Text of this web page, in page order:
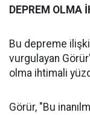
DEPREM OLMA
Bu depreme
vurgulayan
olma ihtimali
Görür, "Bu